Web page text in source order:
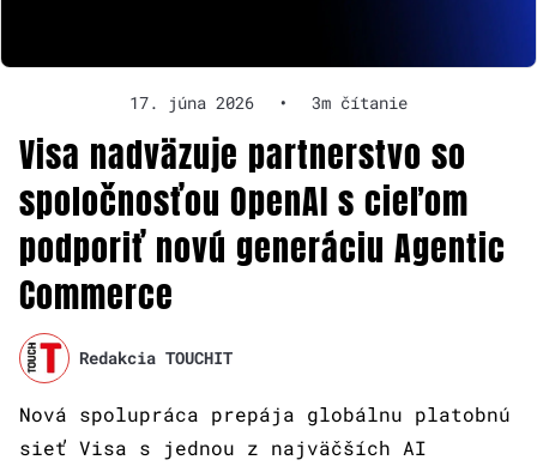
17. júna 2026 • 3m čítanie
Visa nadväzuje partnerstvo so
spoločnosťou OpenAI s cieľom
podporiť novú generáciu Agentic
Commerce
Redakcia TOUCHIT
Nová spolupráca prepája globálnu platobnú
sieť Visa s jednou z najväčších AI